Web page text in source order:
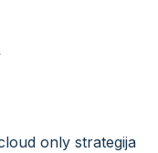
only strategija